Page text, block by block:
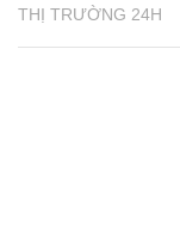
THỊ TRƯỜNG 24H